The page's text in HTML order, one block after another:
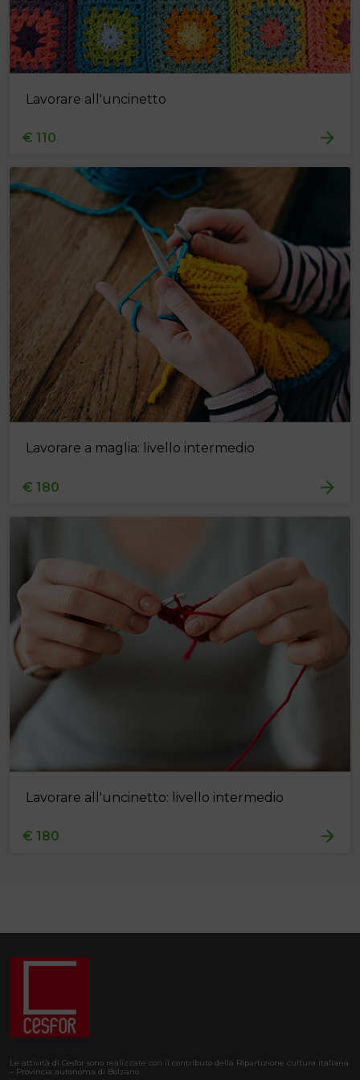
Lavorare all'uncinetto
€ 110
Lavorare a maglia: livello intermedio
€ 180
Lavorare all'uncinetto: livello intermedio
€ 180
Le attività di Cesfor sono realizzate con il contributo della Ripartizione cultura italiana
– Provincia autonoma di Bolzano